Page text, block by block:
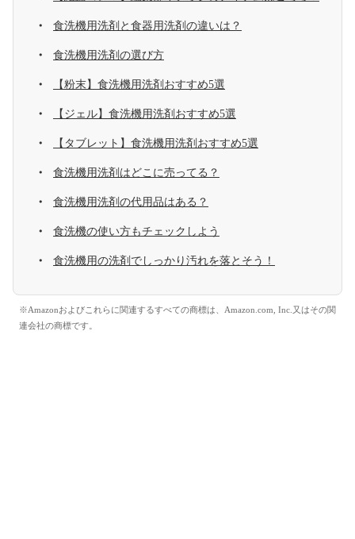
食洗機用洗剤と食器用洗剤の違いは？
食洗機用洗剤の選び方
【粉末】食洗機用洗剤おすすめ5選
【ジェル】食洗機用洗剤おすすめ5選
【タブレット】食洗機用洗剤おすすめ5選
食洗機用洗剤はどこに売ってる？
食洗機用洗剤の代用品はある？
食洗機の使い方もチェックしよう
食洗機用の洗剤でしっかり汚れを落とそう！
※Amazonおよびこれらに関連するすべての商標は、Amazon.com, Inc.又はその関
連会社の商標です。